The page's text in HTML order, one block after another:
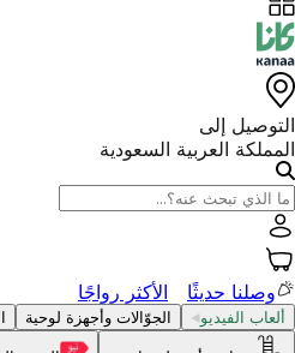
التوصيل إلى
المملكة العربية السعودية
وصلنا حديثًا الأكثر رواجًا
ألعاب الفيديو الجوّالات وأجهزة لوحية